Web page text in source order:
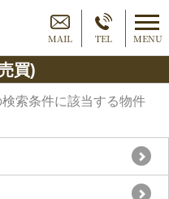
MAIL TEL MENU
買)
索条件に該当する物件